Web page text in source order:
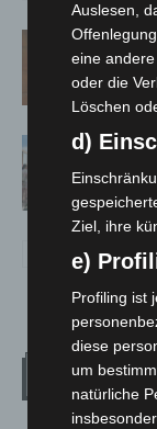
Auslesen,
eine
oder die
Löschen
d)
Ziel, ihre
e)
Profiling ist
diese
um
natürliche